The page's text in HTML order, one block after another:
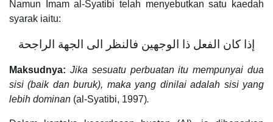
Namun Imam al-Syatibi telah menyebutkan satu kaedah
syarak iaitu:
إذا كان الفعل ذا الوجهين فالنظر الى الجهة الراجحة
Maksudnya: Jika sesuatu perbuatan itu mempunyai dua
sisi (baik dan buruk), maka yang dinilai adalah sisi yang
lebih dominan (al-Syatibi, 1997).